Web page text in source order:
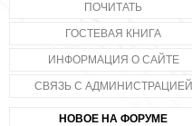
ПОЧИТАТЬ
ГОСТЕВАЯ КНИГА
ИНФОРМАЦИЯ О САЙТЕ
СВЯЗЬ С АДМИНИСТРАЦИЕЙ
НОВОЕ НА ФОРУМЕ